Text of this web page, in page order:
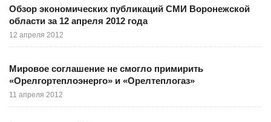
Обзор экономических публикаций СМИ Воронежской
области за 12 апреля 2012 года
12 апреля 2012
Мировое соглашение не смогло примирить
«Орелгортеплоэнерго» и «Орелтеплогаз»
11 апреля 2012